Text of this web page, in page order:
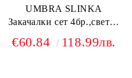
UMBRA SLINKA
Закачалки сет 4бр.,светъл
€60.84 118.99лв.